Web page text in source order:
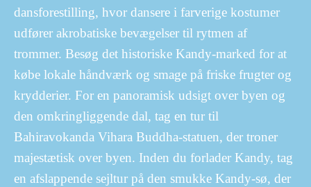
dansforestilling, hvor dansere i farverige kostumer
udfører akrobatiske bevægelser til rytmen af
trommer. Besøg det historiske Kandy-marked for at
købe lokale håndværk og smage på friske frugter og
krydderier. For en panoramisk udsigt over byen og
den omkringliggende dal, tag en tur til
Bahiravokanda Vihara Buddha-statuen, der troner
majestætisk over byen. Inden du forlader Kandy, tag
en afslappende sejltur på den smukke Kandy-sø, der